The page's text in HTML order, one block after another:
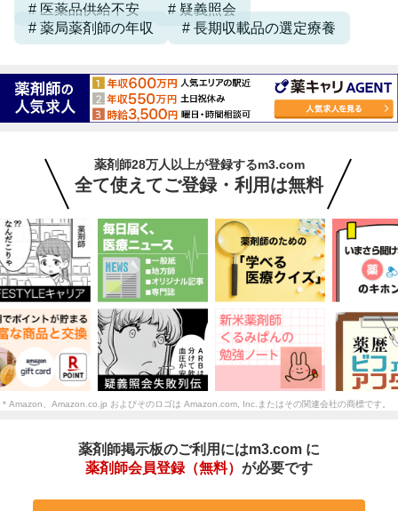
医薬品供給不安
疑義照会
薬局薬剤師の年収
長期収載品の選定療養
薬剤師28万人以上が登録するm3.com
全て使えてご登録・利用は無料
＊Amazon、Amazon.co.jp およびそのロゴは Amazon.com, Inc.またはその関連会社の商標です。
薬剤師掲示板のご利用にはm3.com に
薬剤師会員登録（無料） が必要です